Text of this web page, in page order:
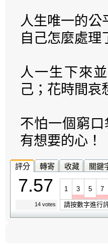
人生唯一的公
自己怎麼處理
人一生下來
己；花時間哀
不怕一個窮
有想要的心！
評分 轉寄 收藏 關鍵
7.57
14 votes
1 3 5 7
請按數字進行